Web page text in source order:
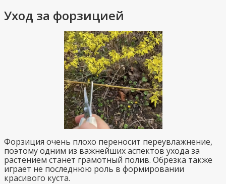
Уход за форзицией
Форзиция очень плохо переносит переувлажнение,
поэтому одним из важнейших аспектов ухода за
растением станет грамотный полив. Обрезка также
играет не последнюю роль в формировании
красивого куста.